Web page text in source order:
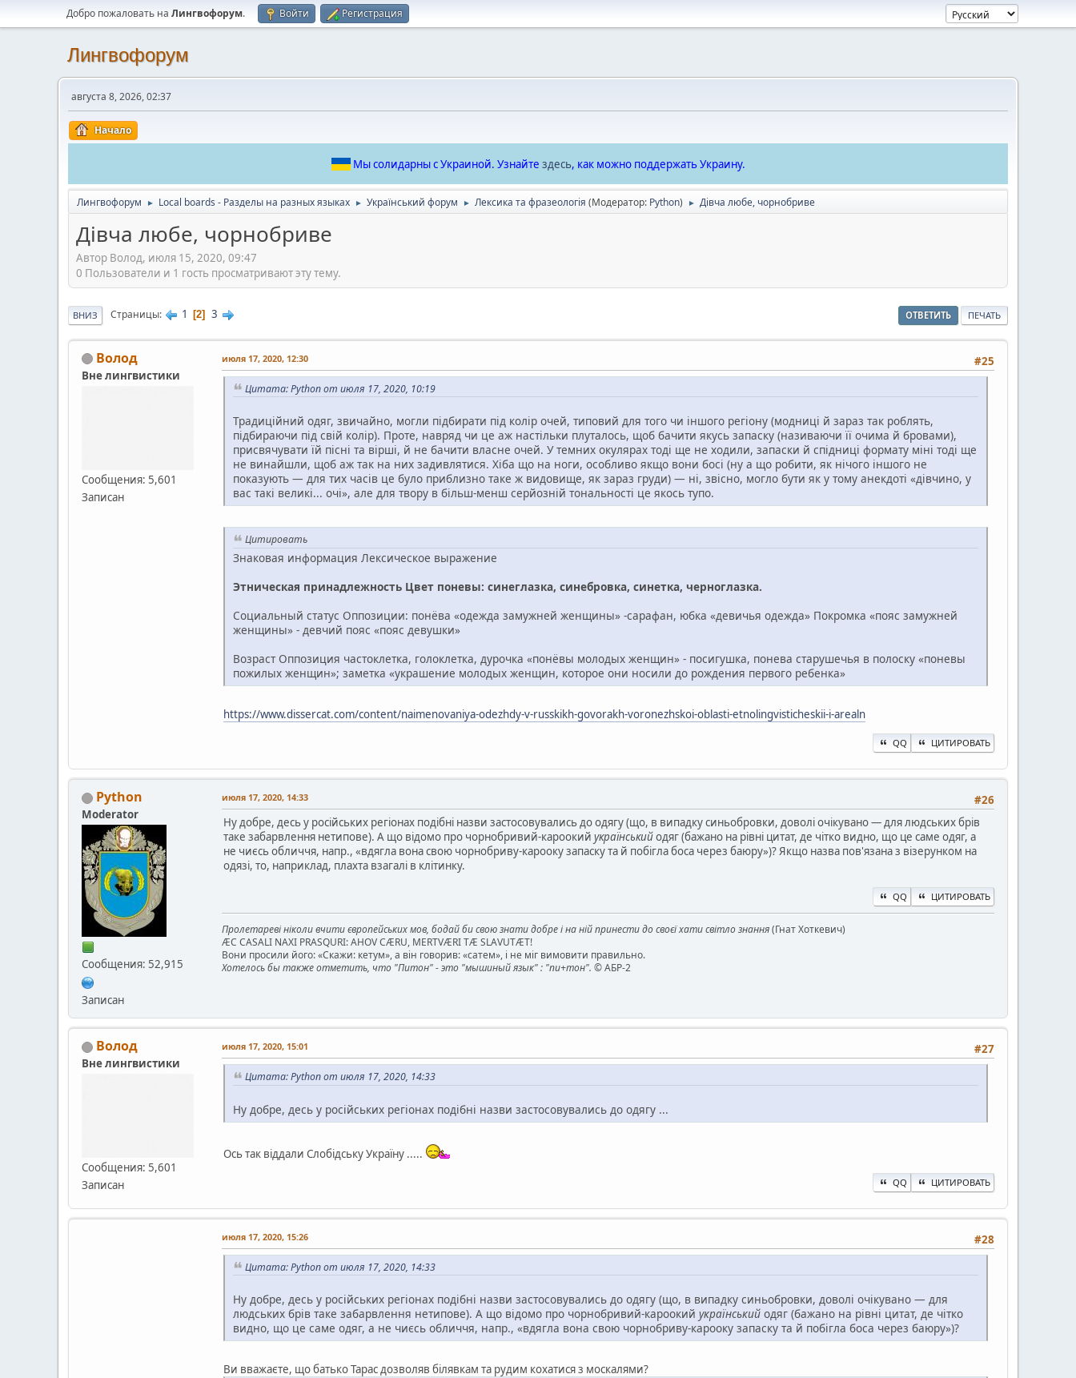
Добро пожаловать на Лингвофорум. Войти Регистрация
Лингвофорум
августа 8, 2026, 02:37
Начало
Мы солидарны с Украиной. Узнайте здесь, как можно поддержать Украину.
Лингвофорум ► Local boards - Разделы на разных языках ► Український форум ► Лексика та фразеологія (Модератор: Python) ► Дівча любе, чорнобриве
Дівча любе, чорнобриве
Автор Волод, июля 15, 2020, 09:47
0 Пользователи и 1 гость просматривают эту тему.
ОТВЕТИТЬ ПЕЧАТЬ
ВНИЗ Страницы 1 2 3
Волод
Вне лингвистики
Сообщения: 5,601
Записан
#25
июля 17, 2020, 12:30
Цитата: Python от июля 17, 2020, 10:19
Традиційний одяг, звичайно, могли підбирати під колір очей, типовий для того чи іншого регіону (модниці й зараз так роблять,
підбираючи під свій колір). Проте, навряд чи це аж настільки плуталось, щоб бачити якусь запаску (називаючи її очима й бровами),
присвячувати їй пісні та вірші, й не бачити власне очей. У темних окулярах тоді ще не ходили, запаски й спідниці формату міні тоді ще
не винайшли, щоб аж так на них задивлятися. Хіба що на ноги, особливо якщо вони босі (ну а що робити, як нічого іншого не
показують — для тих часів це було приблизно таке ж видовище, як зараз груди) — ні, звісно, могло бути як у тому анекдоті «дівчино, у
вас такі великі... очі», але для твору в більш-менш серйозній тональності це якось тупо.
Цитировать
Знаковая информация Лексическое выражение
Этническая принадлежность Цвет поневы: синеглазка, синебровка, синетка, черноглазка.
Социальный статус Оппозиции: понёва «одежда замужней женщины» -сарафан, юбка «девичья одежда» Покромка «пояс замужней
женщины» - девчий пояс «пояс девушки»
Возраст Оппозиция частоклетка, голоклетка, дурочка «понёвы молодых женщин» - посигушка, понева старушечья в полоску «поневы
пожилых женщин»; заметка «украшение молодых женщин, которое они носили до рождения первого ребенка»
https://www.dissercat.com/content/naimenovaniya-odezhdy-v-russkikh-govorakh-voronezhskoi-oblasti-etnolingvisticheskii-i-arealn
QQ ЦИТИРОВАТЬ
Python
Moderator
Сообщения: 52,915
Записан
#26
июля 17, 2020, 14:33
Ну добре, десь у російських регіонах подібні назви застосовувались до одягу (що, в випадку синьобровки, доволі очікувано — для людських брів
таке забарвлення нетипове). А що відомо про чорнобривий-кароокий українськийодяг (бажано на рівні цитат, де чітко видно, що це саме одяг, а
не чиєсь обличчя, напр., «вдягла вона свою чорнобриву-карооку запаску та й побігла боса через баюру»)? Якщо назва пов'язана з візерунком на
одязі, то, наприклад, плахта взагалі в клітинку.
QQ ЦИТИРОВАТЬ
Пролетареві ніколи вчити європейських мов, бодай би свою знати добре і на ній принести до своєї хати світло знання(Гнат Хоткевич)
ÆC CASALI NAXI PRASQURI: AHOV CÆRU, MERTVÆRI TÆ SLAVUTÆT!
Вони просили його: «Скажи: кетум», а він говорив: «сатем», і не міг вимовити правильно.
Хотелось бы также отметить, что "Питон" - это "мышиный язык" : "пи+тон". © АБР-2
Волод
Вне лингвистики
Сообщения: 5,601
Записан
#27
июля 17, 2020, 15:01
Цитата: Python от июля 17, 2020, 14:33
Ну добре, десь у російських регіонах подібні назви застосовувались до одягу ...
Ось так віддали Слобідську Україну .....
QQ ЦИТИРОВАТЬ
#28
июля 17, 2020, 15:26
Цитата: Python от июля 17, 2020, 14:33
Ну добре, десь у російських регіонах подібні назви застосовувались до одягу (що, в випадку синьобровки, доволі очікувано — для
людських брів таке забарвлення нетипове). А що відомо про чорнобривий-кароокий український одяг (бажано на рівні цитат, де чітко
видно, що це саме одяг, а не чиєсь обличчя, напр., «вдягла вона свою чорнобриву-карооку запаску та й побігла боса через баюру»)?
Ви вважаєте, що батько Тарас дозволяв білявкам та рудим кохатися з москалями?